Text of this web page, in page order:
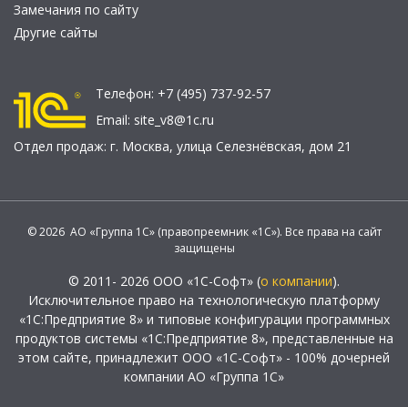
Замечания по сайту
Другие сайты
Телефон: +7 (495) 737-92-57
Email: site_v8@1c.ru
Отдел продаж: г. Москва, улица Селезнёвская, дом 21
© 2026 АО «Группа 1С» (правопреемник «1С»). Все права на сайт
защищены
© 2011- 2026 ООО «1С-Софт» (о компании).
Исключительное право на технологическую платформу
«1С:Предприятие 8» и типовые конфигурации программных
продуктов системы «1С:Предприятие 8», представленные на
этом сайте, принадлежит ООО «1С-Софт» - 100% дочерней
компании АО «Группа 1С»